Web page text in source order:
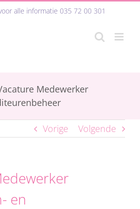
alle informatie 035 72 00 301
Medewerker
Vorige Volgende
en